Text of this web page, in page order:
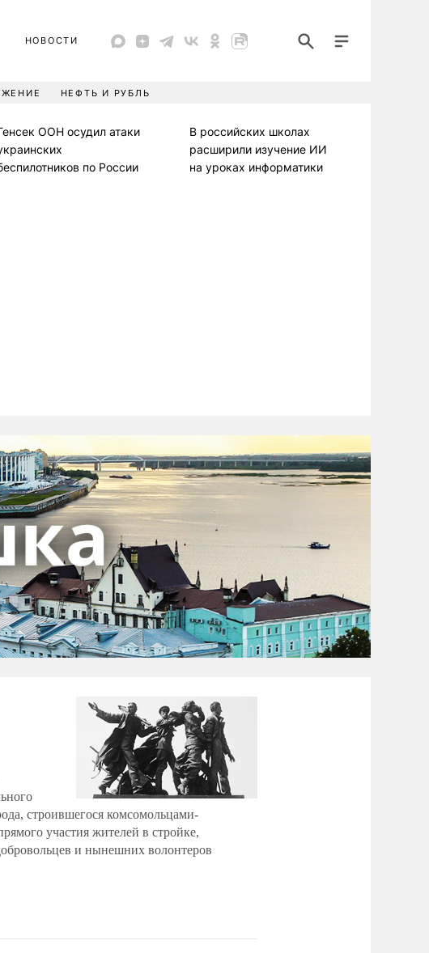
НОВОСТИ
НЕФТЬ И РУБЛЬ
ООН осудил атаки
по России
В российских школах
расширили изучение ИИ
на уроках информатики
строившегося комсомольцами-
участия жителей в стройке,
и нынешних волонтеров